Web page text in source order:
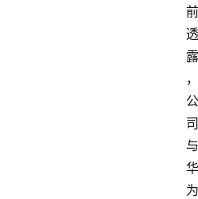
前
透
露
，
公
司
与
华
为